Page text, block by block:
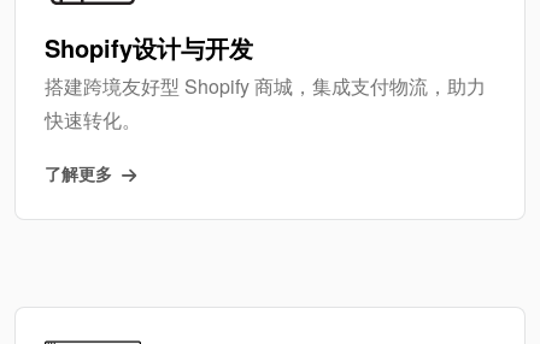
Shopify设计与开发
搭建跨境友好型 Shopify 商城，集成支付物流，助力
快速转化。
了解更多